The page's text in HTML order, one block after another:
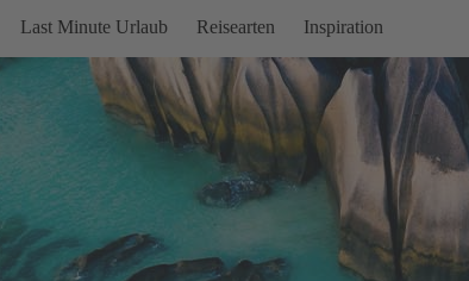
Last Minute Urlaub Reisearten Inspiration